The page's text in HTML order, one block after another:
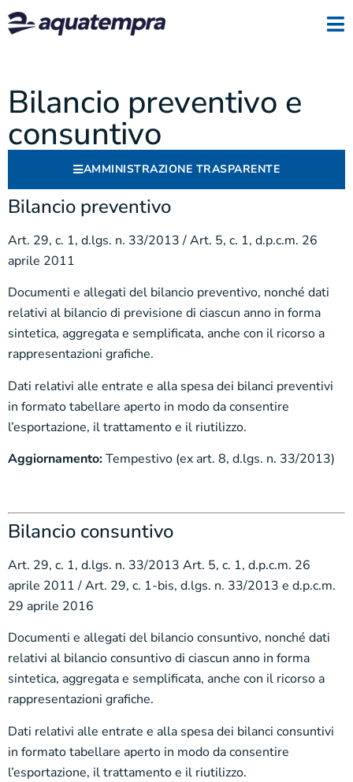
Bilancio preventivo e
consuntivo
AMMINISTRAZIONE TRASPARENTE
Bilancio preventivo
Art. 29, c. 1, d.lgs. n. 33/2013 / Art. 5, c. 1, d.p.c.m. 26
aprile 2011
Documenti e allegati del bilancio preventivo, nonché dati
relativi al bilancio di previsione di ciascun anno in forma
sintetica, aggregata e semplificata, anche con il ricorso a
rappresentazioni grafiche.
Dati relativi alle entrate e alla spesa dei bilanci preventivi
in formato tabellare aperto in modo da consentire
l’esportazione, il trattamento e il riutilizzo.
Aggiornamento:Tempestivo (ex art. 8, d.lgs. n. 33/2013)
Bilancio consuntivo
Art. 29, c. 1, d.lgs. n. 33/2013 Art. 5, c. 1, d.p.c.m. 26
aprile 2011 / Art. 29, c. 1-bis, d.lgs. n. 33/2013 e d.p.c.m.
29 aprile 2016
Documenti e allegati del bilancio consuntivo, nonché dati
relativi al bilancio consuntivo di ciascun anno in forma
sintetica, aggregata e semplificata, anche con il ricorso a
rappresentazioni grafiche.
Dati relativi alle entrate e alla spesa dei bilanci consuntivi
in formato tabellare aperto in modo da consentire
l’esportazione, il trattamento e il riutilizzo.